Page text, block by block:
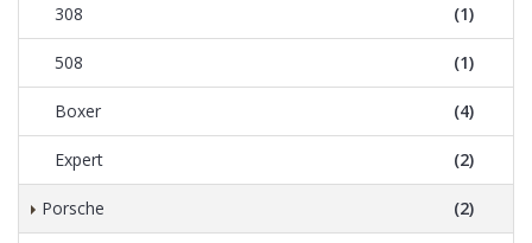
308 (1)
508 (1)
Boxer (4)
Expert (2)
Porsche (2)